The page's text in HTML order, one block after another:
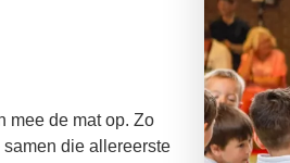
mee de mat op. Zo
die allereerste